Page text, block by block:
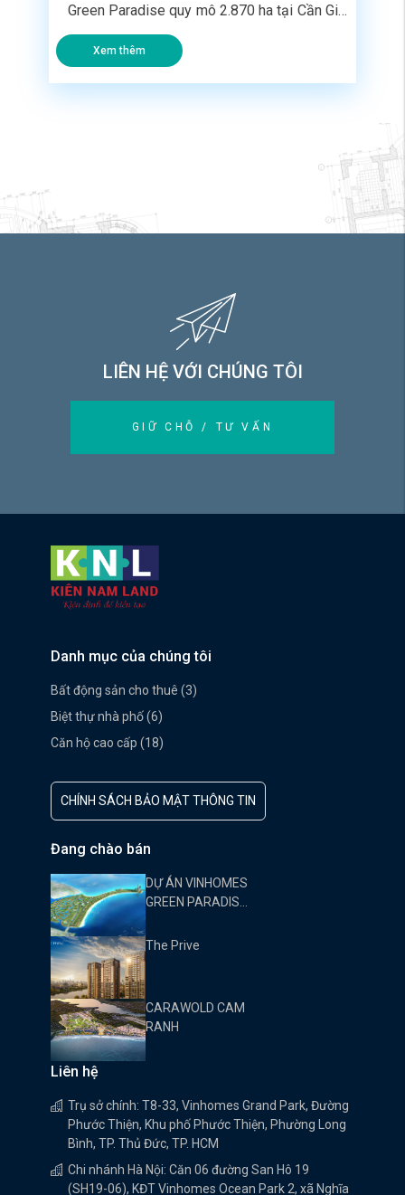
Green Paradise quy mô 2.870 ha tại Cần Giờ,
phân khu Vịnh Tiên được định vị là lõi trung
tâm giải trí và nghỉ dưỡng cao cấp. Đối với
các nhà đầu tư đang tìm hiểu dự án, việc nắm
Xem thêm
LIÊN HỆ VỚI CHÚNG TÔI
GIỮ CHỖ / TƯ VẤN
Liên hệ
Trụ sở chính: T8-33, Vinhomes Grand Park, Đường
Phước Thiện, Khu phố Phước Thiện, Phường Long
Bình, TP. Thủ Đức, TP. HCM
Chi nhánh Hà Nội: Căn 06 đường San Hô 19
(SH19-06), KĐT Vinhomes Ocean Park 2, xã Nghĩa
Danh mục của chúng tôi
Bất động sản cho thuê (3)
Biệt thự nhà phố (6)
Căn hộ cao cấp (18)
CHÍNH SÁCH BẢO MẬT THÔNG TIN
Đang chào bán
DỰ ÁN VINHOMES
GREEN PARADISE
The Prive
CARAWOLD CAM
RANH